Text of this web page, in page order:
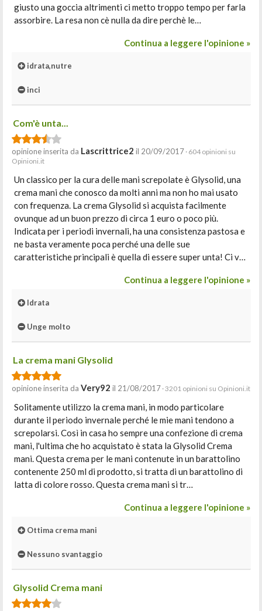
giusto una goccia altrimenti ci metto troppo tempo per farla
assorbire. La resa non cè nulla da dire perchè le…
Continua a leggere l'opinione »
idrata,nutre
inci
Com'è unta...
opinione inserita da Lascrittrice2 il 20/09/2017 · 604 opinioni su
Opinioni.it
Un classico per la cura delle mani screpolate è Glysolid, una
crema mani che conosco da molti anni ma non ho mai usato
con frequenza. La crema Glysolid si acquista facilmente
ovunque ad un buon prezzo di circa 1 euro o poco più.
Indicata per i periodi invernali, ha una consistenza pastosa e
ne basta veramente poca perché una delle sue
caratteristiche principali è quella di essere super unta! Ci v…
Continua a leggere l'opinione »
Idrata
Unge molto
La crema mani Glysolid
opinione inserita da Very92 il 21/08/2017 · 3201 opinioni su Opinioni.it
Solitamente utilizzo la crema mani, in modo particolare
durante il periodo invernale perché le mie mani tendono a
screpolarsi. Così in casa ho sempre una confezione di crema
mani, l'ultima che ho acquistato è stata la Glysolid Crema
mani. Questa crema per le mani contenute in un barattolino
contenente 250 ml di prodotto, si tratta di un barattolino di
latta di colore rosso. Questa crema mani si tr…
Continua a leggere l'opinione »
Ottima crema mani
Nessuno svantaggio
Glysolid Crema mani